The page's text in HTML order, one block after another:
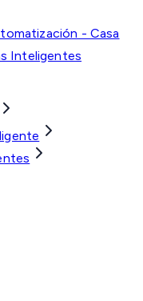
- Casa
Inteligentes